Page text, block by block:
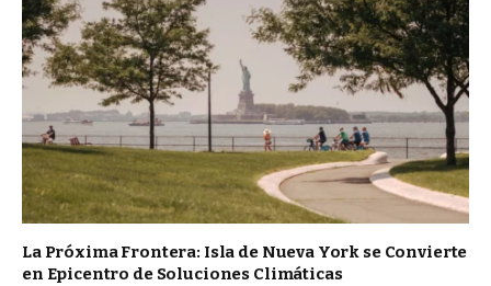
La Próxima Frontera: Isla de Nueva York se Convierte
en Epicentro de Soluciones Climáticas